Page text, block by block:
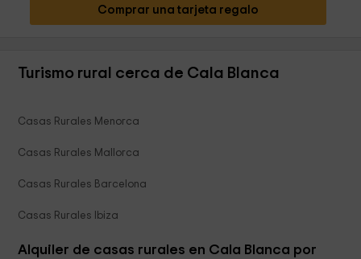
Comprar una tarjeta regalo
Turismo rural cerca de Cala Blanca
Casas Rurales Menorca
Casas Rurales Mallorca
Casas Rurales Barcelona
Casas Rurales Ibiza
Alquiler de casas rurales en Cala Blanca por